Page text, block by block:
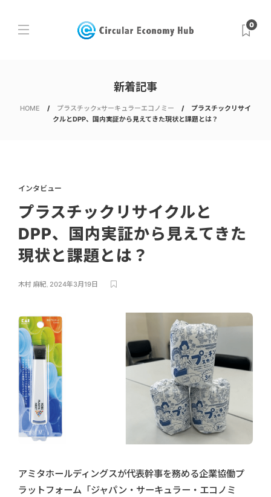
0
新着記事
HOME プラスチック×サーキュラーエコノミー
プラスチックリサイ
クルとDPP、国内実証から見えてきた現状と課題とは？
インタビュー
プラスチックリサイクルと
DPP、国内実証から見えてきた
現状と課題とは？
木村 麻紀, 2024年3月19日
アミタホールディングスが代表幹事を務める企業協働プ
ラットフォーム「ジャパン・サーキュラー・エコノミ